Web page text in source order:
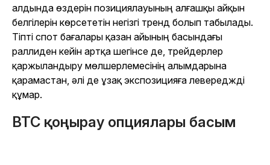
алдында өздерін позициялауының алғашқы айқын
белгілерін көрсететін негізгі тренд болып табылады.
Тіпті спот бағалары қазан айының басындағы
раллиден кейін артқа шегінсе де, трейдерлер
қаржыландыру мөлшерлемесінің алымдарына
қарамастан, әлі де ұзақ экспозицияға левереджді
құмар.
BTC қоңырау опциялары басым